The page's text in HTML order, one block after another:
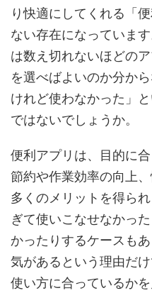
り快適にしてくれる「
ない存在になっていま
は数え切れないほどの
を選べばよいのか分か
けれど使わなかった」
ではないでしょうか。
便利アプリは、目的に
節約や作業効率の向上
多くのメリットを得ら
ぎて使いこなせなかっ
かったりするケースも
気があるという理由だ
使い方に合っているか